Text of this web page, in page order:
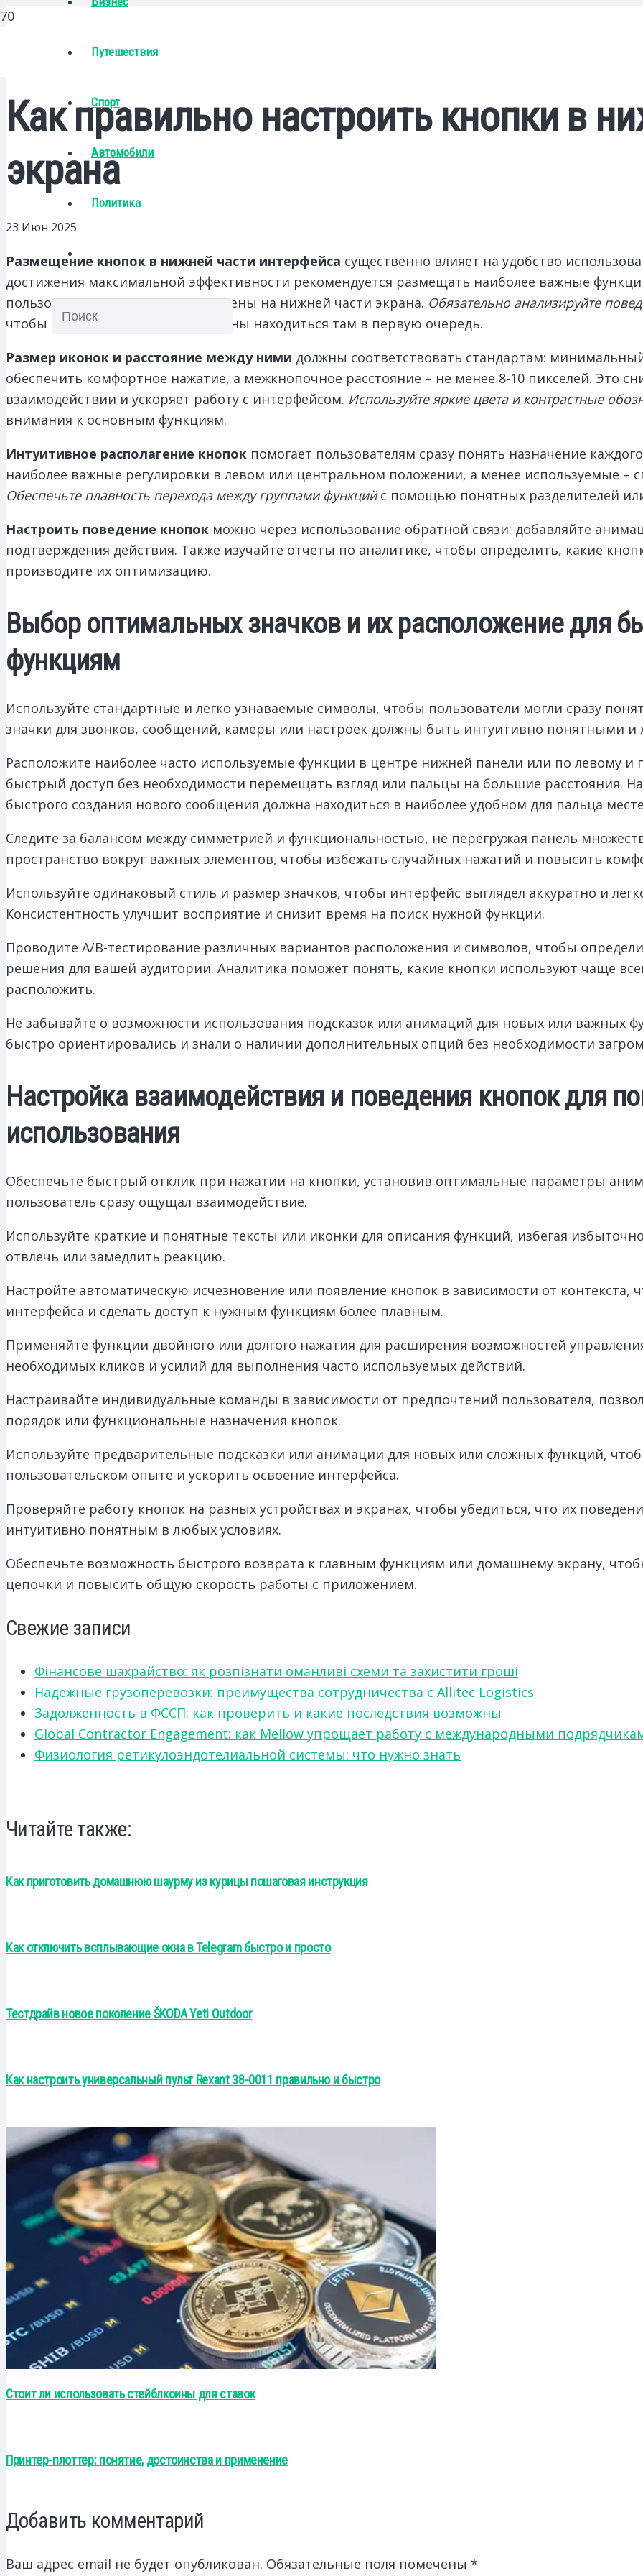
Путешествия
Спорт
Автомобили
Политика
Как правильно настроить кнопки в
экрана
23 Июн 2025
Размещение кнопок в нижней части интерфейса существенно влияет на удобство
достижения максимальной эффективности рекомендуется размещать наиболее важные
пользователи обычно сосредоточены на нижней части экрана. Обязательно анализируйте
чтобы понять, какие кнопки должны находиться там в первую очередь.
Размер иконок и расстояние между ними должны соответствовать стандартам:
обеспечить комфортное нажатие, а межкнопочное расстояние – не менее 8-10 пикселей. Это
взаимодействии и ускоряет работу с интерфейсом. Используйте яркие цвета и контрастные
внимания к основным функциям.
Интуитивное располагение кнопок помогает пользователям сразу понять назначение
наиболее важные регулировки в левом или центральном положении, а менее используемые –
Обеспечьте плавность перехода между группами функцийс помощью понятных разделителей
Настроить поведение кнопок можно через использование обратной связи: добавляйте
подтверждения действия. Также изучайте отчеты по аналитике, чтобы определить, какие
производите их оптимизацию.
Выбор оптимальных значков и их расположение для
функциям
Используйте стандартные и легко узнаваемые символы, чтобы пользователи могли сразу
значки для звонков, сообщений, камеры или настроек должны быть интуитивно понятными
Расположите наиболее часто используемые функции в центре нижней панели или по левому
быстрый доступ без необходимости перемещать взгляд или пальцы на большие расстояния.
быстрого создания нового сообщения должна находиться в наиболее удобном для пальца
Следите за балансом между симметрией и функциональностью, не перегружая панель
пространство вокруг важных элементов, чтобы избежать случайных нажатий и повысить
Используйте одинаковый стиль и размер значков, чтобы интерфейс выглядел аккуратно и
Консистентность улучшит восприятие и снизит время на поиск нужной функции.
Проводите A/B-тестирование различных вариантов расположения и символов, чтобы
решения для вашей аудитории. Аналитика поможет понять, какие кнопки используют чаще
расположить.
Не забывайте о возможности использования подсказок или анимаций для новых или важных
быстро ориентировались и знали о наличии дополнительных опций без необходимости
Настройка взаимодействия и поведения кнопок для
использования
Обеспечьте быстрый отклик при нажатии на кнопки, установив оптимальные параметры
пользователь сразу ощущал взаимодействие.
Используйте краткие и понятные тексты или иконки для описания функций, избегая
отвлечь или замедлить реакцию.
Настройте автоматическую исчезновение или появление кнопок в зависимости от контекста,
интерфейса и сделать доступ к нужным функциям более плавным.
Применяйте функции двойного или долгого нажатия для расширения возможностей
необходимых кликов и усилий для выполнения часто используемых действий.
Настраивайте индивидуальные команды в зависимости от предпочтений пользователя,
порядок или функциональные назначения кнопок.
Используйте предварительные подсказки или анимации для новых или сложных функций,
пользовательском опыте и ускорить освоение интерфейса.
Проверяйте работу кнопок на разных устройствах и экранах, чтобы убедиться, что их
интуитивно понятным в любых условиях.
Обеспечьте возможность быстрого возврата к главным функциям или домашнему экрану,
цепочки и повысить общую скорость работы с приложением.
Свежие записи
Фінансове шахрайство: як розпізнати оманливі схеми та захистити гроші
Надежные грузоперевозки: преимущества сотрудничества с Allitec Logistics
Задолженность в ФССП: как проверить и какие последствия возможны
Global Contractor Engagement: как Mellow упрощает работу с международными
Физиология ретикулоэндотелиальной системы: что нужно знать
Читайте также:
Как приготовить домашнюю шаурму из курицы пошаговая инструкция
Как отключить всплывающие окна в Telegram быстро и просто
Тестдрайв новое поколение ŠKODA Yeti Outdoor
Как настроить универсальный пульт Rexant 38-0011 правильно и быстро
Стоит ли использовать стейблкоины для ставок
Принтер-плоттер: понятие, достоинства и применение
Добавить комментарий
Ваш адрес email не будет опубликован. Обязательные поля помечены *